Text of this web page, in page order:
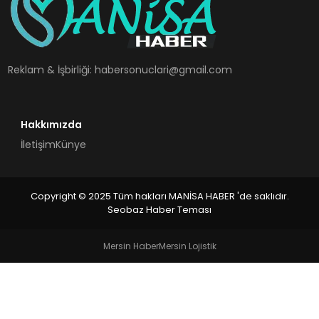
SPOR
TEKNOLOJI
Reklam & İşbirliği:habersonuclari@gmail.com
Hakkımızda
İletişimKünye
Copyright © 2025 Tüm hakları MANİSA HABER 'de saklıdır.
Seobaz Haber Teması
Mersin HaberMersin Lojistik